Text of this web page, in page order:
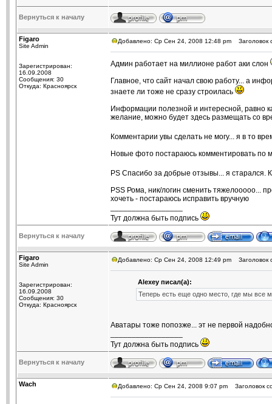
Вернуться к началу
Figaro
Site Admin
Зарегистрирован:
16.09.2008
Сообщения: 30
Откуда: Красноярск
Добавлено: Ср Сен 24, 2008 12:48 pm Заголовок
Админ работает на миллионе работ аки слон
Главное, что сайт начал свою работу... а
знаете ли тоже не сразу строилась
Информации полезной и интересной, равно
желание, можно будет здесь размещать со
Комментарии увы сделать не могу... я в то
Новые фото постараюсь комментировать по
PS Спасибо за добрые отзывы... я старался.
PSS Рома, ник/логин сменить тяжелооооо...
хочеть - постараюсь исправить вручную
Тут должна быть подпись
Вернуться к началу
Figaro
Site Admin
Зарегистрирован:
16.09.2008
Сообщения: 30
Откуда: Красноярск
Добавлено: Ср Сен 24, 2008 12:49 pm Заголовок
Alexey писал(а):
Теперь есть еще одно место, где мы
Аватары тоже попозже... эт не первой
Тут должна быть подпись
Вернуться к началу
Wach Добавлено: Ср Сен 24, 2008 9:07 pm Заголовок